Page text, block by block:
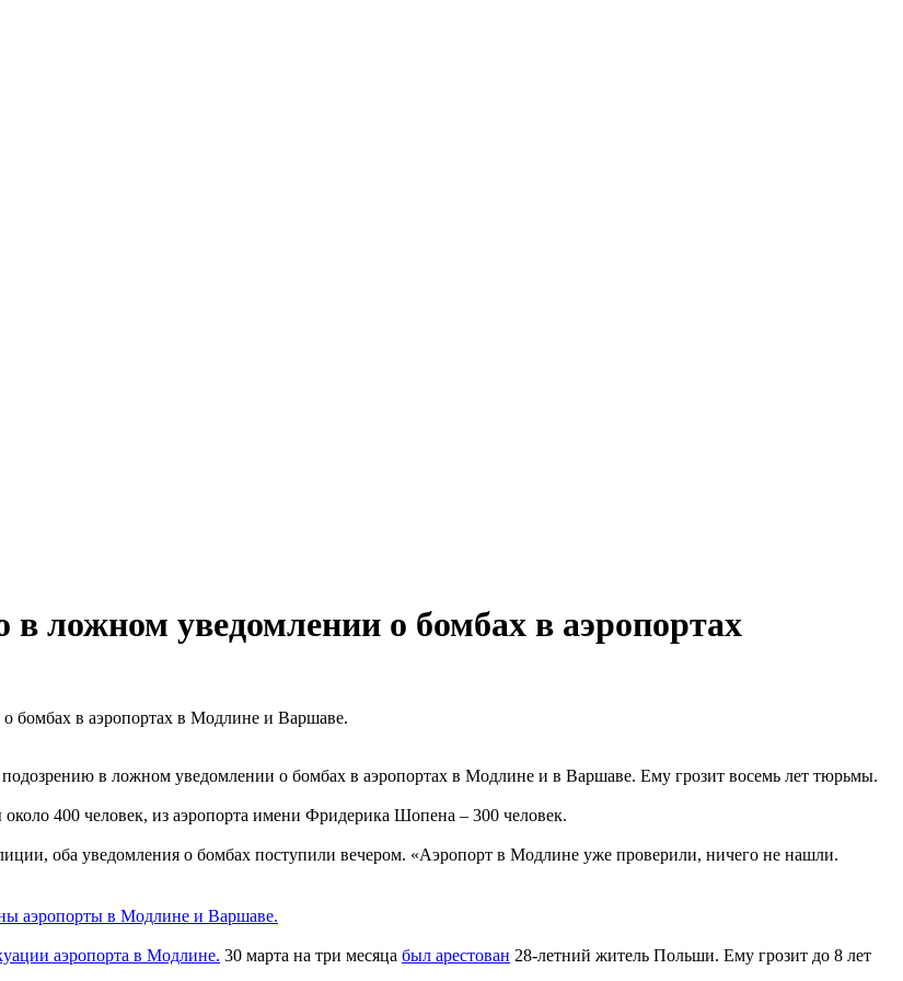
в ложном уведомлении о бомбах в аэропортах
бомбах в аэропортах в Модлине и Варшаве.
в ложном уведомлении о бомбах в аэропортах в Модлине и в Варшаве. Ему грозит восемь лет тюрьмы.
400 человек, из аэропорта имени Фридерика Шопена – 300 человек.
оба уведомления о бомбах поступили вечером. «Аэропорт в Модлине уже проверили, ничего не нашли.
аэропорты в Модлине и Варшаве.
аэропорта в Модлине. 30 марта на три месяца был арестован 28-летний житель Польши. Ему грозит до 8 лет